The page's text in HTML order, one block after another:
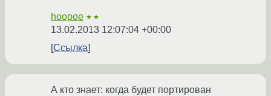
hoopoe ★★
13.02.2013 12:07:04 +00:00
Ссылка
А кто знает: когда будет портирован